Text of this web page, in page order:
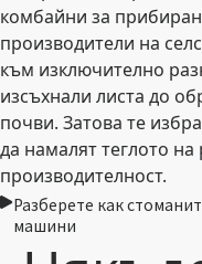
комбайни за
производители на
към изключително
изсъхнали листа до
почви. Затова те
да намалят теглото
производителност.
Разберете как
машини